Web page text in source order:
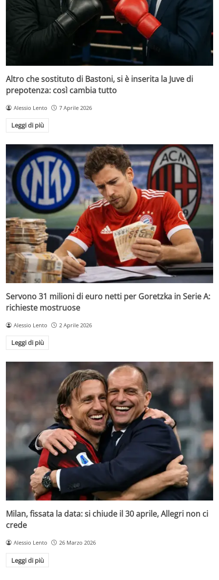
Altro che sostituto di Bastoni, si è inserita la Juve di
prepotenza: così cambia tutto
Alessio Lento 7 Aprile 2026
Leggi di più
Servono 31 milioni di euro netti per Goretzka in Serie A:
richieste mostruose
Alessio Lento 2 Aprile 2026
Leggi di più
Milan, fissata la data: si chiude il 30 aprile, Allegri non ci
crede
Alessio Lento 26 Marzo 2026
Leggi di più